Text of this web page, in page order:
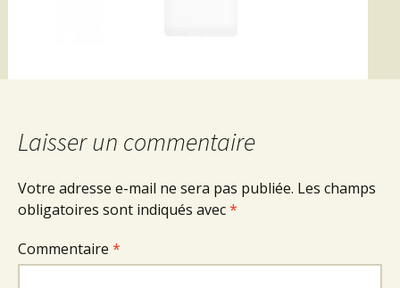
Laisser un commentaire
Votre adresse e-mail ne sera pas publiée. Les champs
obligatoires sont indiqués avec*
Commentaire *